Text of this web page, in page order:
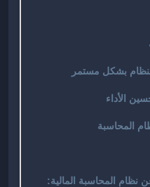
الأداء
المحاسبة
نظام المحاسبة المالية: